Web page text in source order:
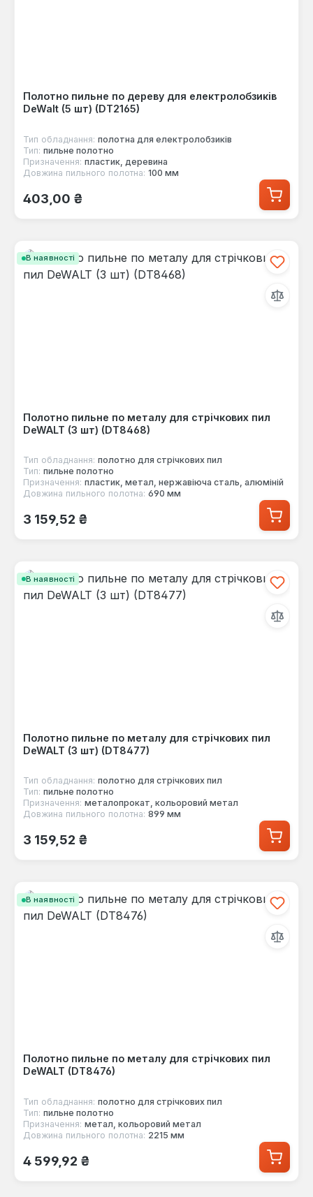
Полотно пильне по дереву для електролобзиків
DeWalt (5 шт) (DT2165)
Тип обладнання: полотна для електролобзиків
Тип: пильне полотно
Призначення: пластик, деревина
Довжина пильного полотна: 100 мм
Звичайна ціна:
403,00 ₴
В наявності
Полотно пильне по металу для стрічкових пил
DeWALT (3 шт) (DT8468)
Тип обладнання: полотно для стрічкових пил
Тип: пильне полотно
Призначення: пластик, метал, нержавіюча сталь, алюміній
Довжина пильного полотна: 690 мм
Звичайна ціна:
3 159,52 ₴
В наявності
Полотно пильне по металу для стрічкових пил
DeWALT (3 шт) (DT8477)
Тип обладнання: полотно для стрічкових пил
Тип: пильне полотно
Призначення: металопрокат, кольоровий метал
Довжина пильного полотна: 899 мм
Звичайна ціна:
3 159,52 ₴
В наявності
Полотно пильне по металу для стрічкових пил
DeWALT (DT8476)
Тип обладнання: полотно для стрічкових пил
Тип: пильне полотно
Призначення: метал, кольоровий метал
Довжина пильного полотна: 2215 мм
Звичайна ціна:
4 599,92 ₴